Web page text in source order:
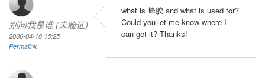
别问我是谁 (未验证)
2006-04-18 15:25
Permalink
what is 蜂胶 and what is used for?
Could you let me know where I
can get it? Thanks!